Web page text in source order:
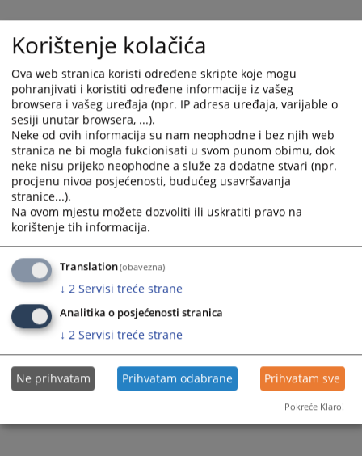
the
mark
key
to
get
the
keyboard
shortcuts
for
changing
dates.
the
mark
key
to
get
the
keyboard
shortcuts
for
dates.
Korištenje kolačića
Ova web stranica koristi određene skripte koje mogu
pohranjivati i koristiti određene informacije iz vašeg
browsera i vašeg uređaja (npr. IP adresa uređaja, varijable o
sesiji unutar browsera, ...).
Neke od ovih informacija su nam neophodne i bez njih web
stranica ne bi mogla fukcionisati u svom punom obimu, dok
neke nisu prijeko neophodne a služe za dodatne stvari (npr.
procjenu nivoa posjećenosti, budućeg usavršavanja
stranice...).
Na ovom mjestu možete dozvoliti ili uskratiti pravo na
korištenje tih informacija.
Translation(obavezna)
↓ 2 Servisi treće strane
Analitika o posjećenosti stranica
↓ 2 Servisi treće strane
Ne prihvatam Prihvatam odabrane Prihvatam sve
Pokreće Klaro!